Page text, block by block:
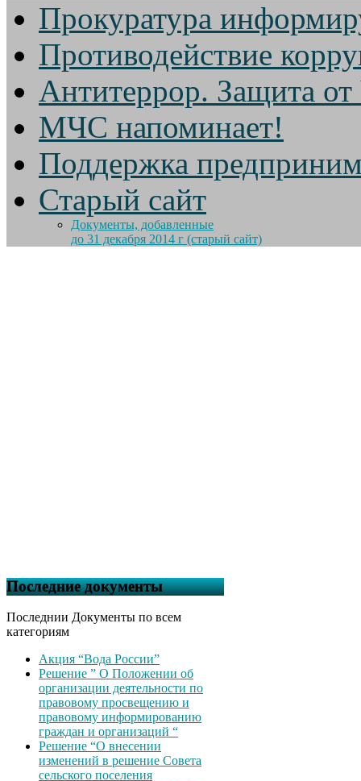
Прокуратура
Противодействие
Антитеррор. Защита
МЧС напоминает!
Поддержка
Старый сайт
Документы, добавленные
до 31 декабря 2014 г (старый сайт)
Последние документы
Последнии Документы по всем
категориям
Акция “Вода России”
Решение ” О Положении об
организации деятельности по
правовому просвещению и
правовому информированию
граждан и организаций “
Решение “О внесении
изменений в решение Совета
сельского поселения